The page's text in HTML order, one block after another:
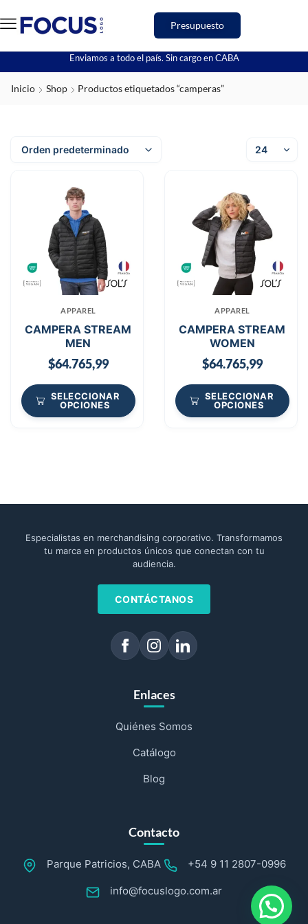
Presupuesto
Enviamos a todo el país. Sin cargo en CABA
Inicio Shop Productos etiquetados “camperas”
APPAREL
CAMPERA STREAM
MEN
$64.765,99
SELECCIONAR
OPCIONES
APPAREL
CAMPERA STREAM
WOMEN
$64.765,99
SELECCIONAR
OPCIONES
Especialistas en merchandising corporativo. Transformamos
tu marca en productos únicos que conectan con tu
audiencia.
CONTÁCTANOS
Enlaces
Quiénes Somos
Catálogo
Blog
Contacto
Parque Patricios, CABA +54 9 11 2807-0996
info@focuslogo.com.ar